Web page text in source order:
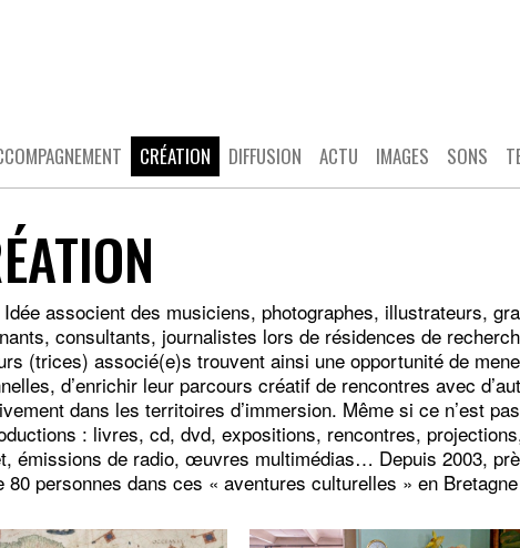
CRÉATION DIFFUSION ACTU IMAGES SONS
Idée associent des musiciens, photographes, illustrateurs,
consultants, journalistes lors de résidences de
(trices) associé(e)s trouvent ainsi une opportunité de
d’enrichir leur parcours créatif de rencontres avec
dans les territoires d’immersion. Même si ce n’est
: livres, cd, dvd, expositions, rencontres,
émissions de radio, œuvres multimédias… Depuis 2003,
80 personnes dans ces « aventures culturelles » en